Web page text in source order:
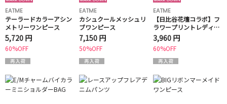
EATME
テーラードカラーアシン
メトリーワンピース
5,720 円
60%OFF
EATME
カシュクールメッシュリ
ブワンピース
7,150 円
50%OFF
EATME
【日比谷花壇コラボ】フ
ラワープリントレディブ
ラウス
3,960 円
60%OFF